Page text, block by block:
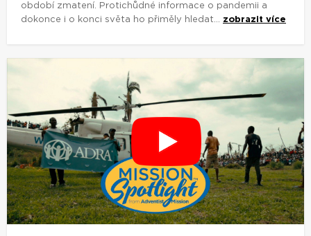
období zmatení. Protichůdné informace o pandemii a
dokonce i o konci světa ho přiměly hledat... zobrazit více